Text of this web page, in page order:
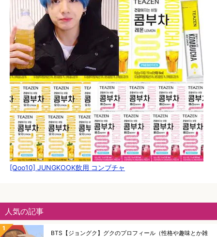
[Qoo10] JUNGKOOK飲用 コンブチャ
人気の記事
BTS【ジョングク】グクのプロフィール（性格や趣味とか雑